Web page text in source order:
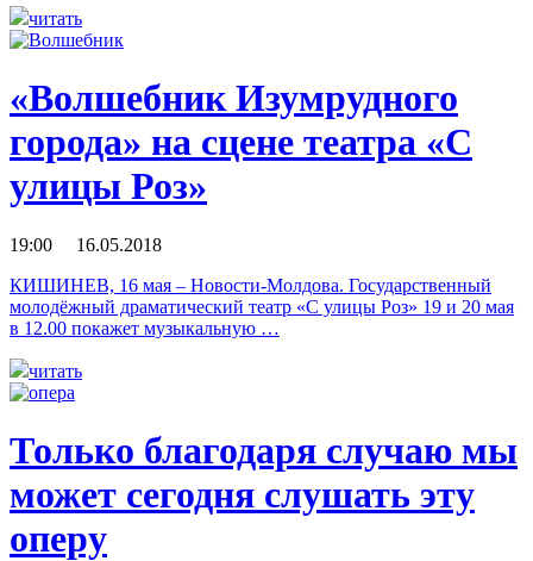
читать
«Волшебник Изумрудного
города» на сцене театра «С
улицы Роз»
19:00 16.05.2018
КИШИНЕВ, 16 мая – Новости-Молдова. Государственный
молодёжный драматический театр «С улицы Роз» 19 и 20 мая
в 12.00 покажет музыкальную …
читать
Только благодаря случаю мы
может сегодня слушать эту
оперу